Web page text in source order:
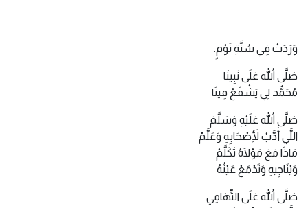
وَرَدَتْ فِي سُنَّةِ نَوْمٍ.
صَلَّى اللهُ عَلَى نَبِينَا
مُحَمٌّد لِي يَشْفَعْ فِينَا
صَلَّى اللهُ عَلَيْهِ وَسَلَّمَ
اللَّي أَدَّبْ لِأَصْحَابِهِ وَعَلَّمْ
مَاذَا مَعَ مَوْلَاهُ تَكَلَّمْ
وَيُنَاجِيهِ وَتَدْمَعْ عَيْنُهُ
صَلَّى اللهُ عَلَى التِّهَامِي